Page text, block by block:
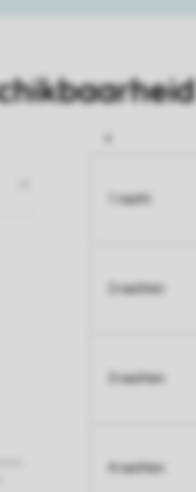
1 nacht
2 nachten
3 nachten
4 nachten